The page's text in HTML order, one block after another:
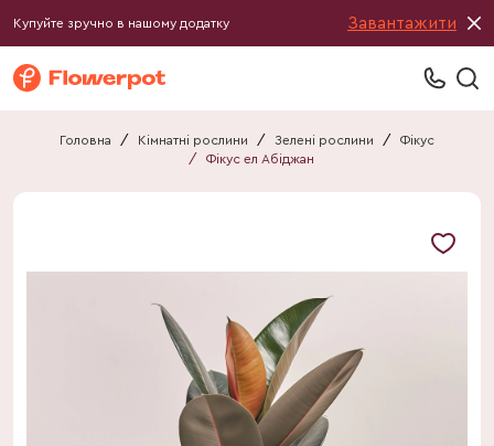
Купуйте зручно в нашому додатку Завантажити
Головна / Кімнатні рослини / Зелені рослини /
Фікус
/
Фікус ел Абіджан